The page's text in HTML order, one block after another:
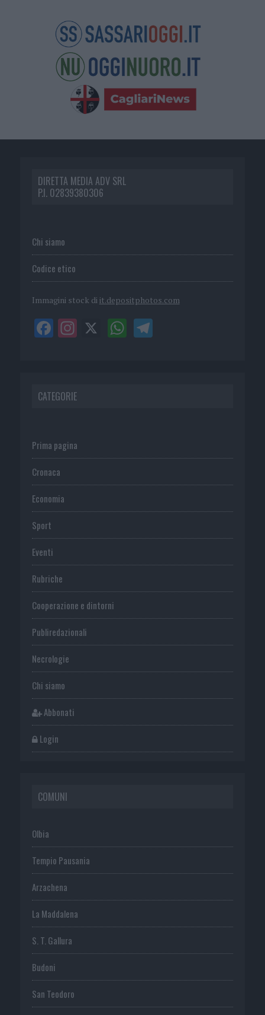
DIRETTA MEDIA ADV SRL
P.I. 02839380306
Chi siamo
Codice etico
Immagini stock di it.depositphotos.com
CATEGORIE
Prima pagina
Cronaca
Economia
Sport
Eventi
Rubriche
Cooperazione e dintorni
Publiredazionali
Necrologie
Chi siamo
Abbonati
Login
COMUNI
Olbia
Tempio Pausania
Arzachena
La Maddalena
S. T. Gallura
Budoni
San Teodoro